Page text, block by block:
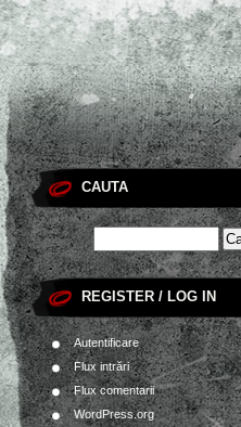
CAUTA
REGISTER / LOG IN
Autentificare
Flux intrări
Flux comentarii
WordPress.org